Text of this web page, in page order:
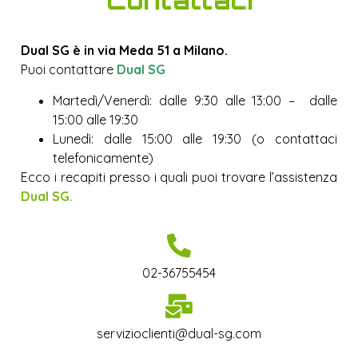
Dual SG è in via Meda 51 a Milano.
Puoi contattare Dual SG
Martedì/Venerdì: dalle 9:30 alle 13:00 – dalle
15:00 alle 19:30
Lunedì: dalle 15:00 alle 19:30 (o contattaci
telefonicamente)
Ecco i recapiti presso i quali puoi trovare l’assistenza
Dual SG.
02-36755454
servizioclienti@dual-sg.com